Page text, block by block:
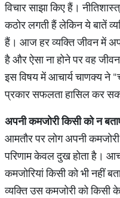
विचार साझा किए हैं।
कठोर लगती हैं लेकिन ये बातें
हैं। आज हर व्यक्ति जीवन में
है और ऐसा ना होने पर वह
इस विषय में आचार्य चाणक्य ने
प्रकार सफलता हासिल कर
अपनीकमजोरीकिसीकोन
आमतौर पर लोग अपनी
परिणाम केवल दुख होता है।
कमजोरियां किसी को भी नहीं
व्यक्ति उस कमजोरी को किसी